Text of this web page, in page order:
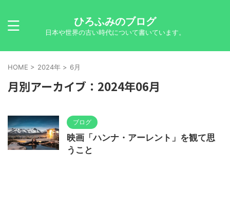
ひろふみのブログ
日本や世界の古い時代について書いています。
HOME > 2024年 > 6月
月別アーカイブ：2024年06月
ブログ
映画「ハンナ・アーレント」を観て思
うこと